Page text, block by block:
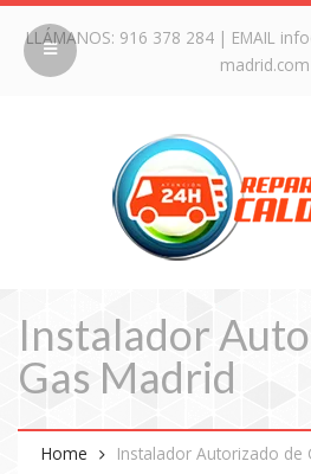
LLÁMANOS: 916 378 284| EMAIL
madrid.com
Instalador
Gas Madrid
Home Instalador Autorizado de